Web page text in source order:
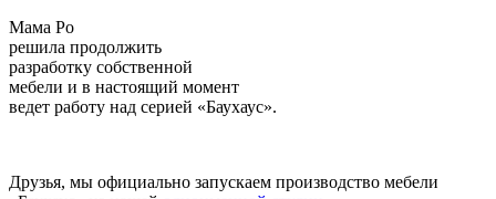
Мама Ро
решила продолжить
разработку собственной
мебели и в настоящий момент
ведет работу над серией «Баухаус».
Друзья, мы официально запускаем производство мебели